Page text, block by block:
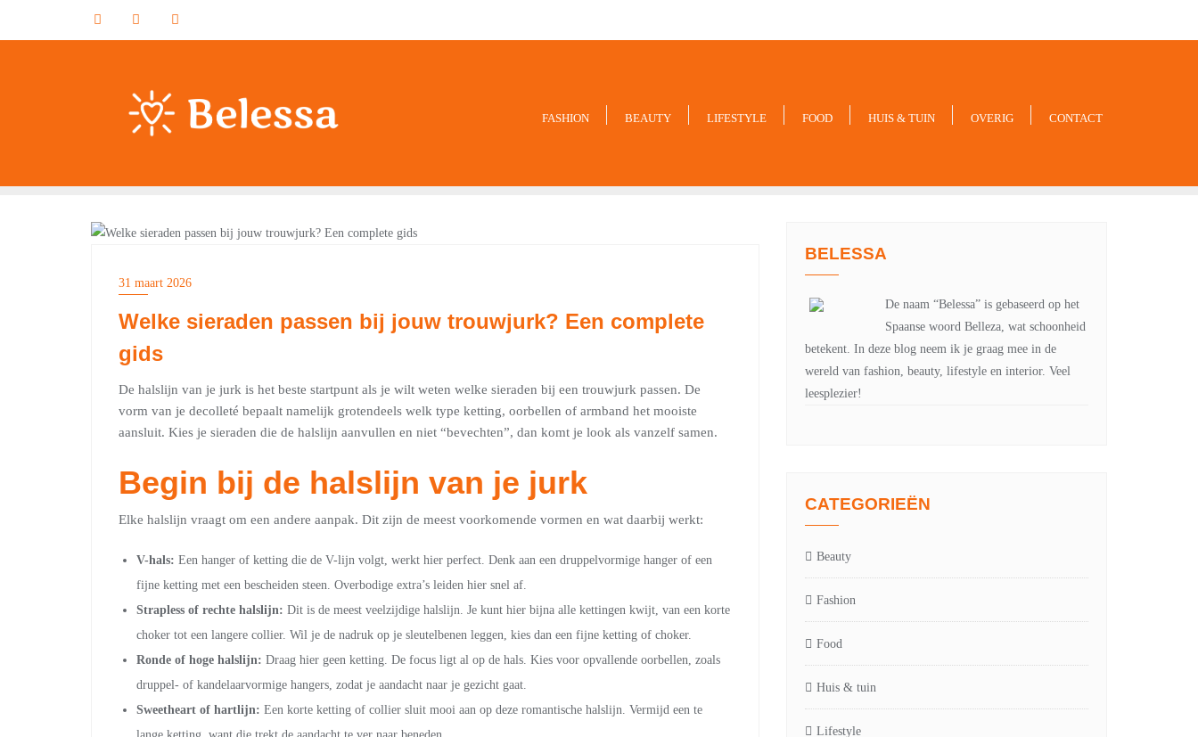
FASHION BEAUTY LIFESTYLE FOOD HUIS & TUIN OVERIG CONTACT
31 maart 2026
Welke sieraden passen bij jouw trouwjurk? Een complete
gids
De halslijn van je jurk is het beste startpunt als je wilt weten welke sieraden bij een trouwjurk passen. De
vorm van je decolleté bepaalt namelijk grotendeels welk type ketting, oorbellen of armband het mooiste
aansluit. Kies je sieraden die de halslijn aanvullen en niet “bevechten”, dan komt je look als vanzelf samen.
Begin bij de halslijn van je jurk
Elke halslijn vraagt om een andere aanpak. Dit zijn de meest voorkomende vormen en wat daarbij werkt:
V-hals: Een hanger of ketting die de V-lijn volgt, werkt hier perfect. Denk aan een druppelvormige hanger of een
fijne ketting met een bescheiden steen. Overbodige extra’s leiden hier snel af.
Strapless of rechte halslijn: Dit is de meest veelzijdige halslijn. Je kunt hier bijna alle kettingen kwijt, van een korte
choker tot een langere collier. Wil je de nadruk op je sleutelbenen leggen, kies dan een fijne ketting of choker.
Ronde of hoge halslijn: Draag hier geen ketting. De focus ligt al op de hals. Kies voor opvallende oorbellen, zoals
druppel- of kandelaarvormige hangers, zodat je aandacht naar je gezicht gaat.
Sweetheart of hartlijn: Een korte ketting of collier sluit mooi aan op deze romantische halslijn. Vermijd een te
BELESSA
De naam “Belessa” is gebaseerd op het
Spaanse woord Belleza, wat schoonheid
betekent. In deze blog neem ik je graag mee in de
wereld van fashion, beauty, lifestyle en interior. Veel
leesplezier!
CATEGORIEËN
Beauty
Fashion
Food
Huis & tuin
Lifestyle